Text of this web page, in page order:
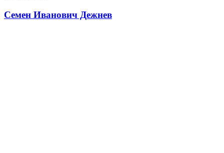
Семен Иванович Дежнев